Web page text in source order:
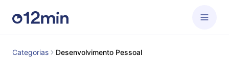
Categorias Desenvolvimento Pessoal